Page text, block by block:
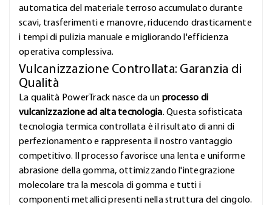
automatica del materiale terroso accumulato durante
scavi, trasferimenti e manovre, riducendo drasticamente
i tempi di pulizia manuale e migliorando l'efficienza
operativa complessiva.
Vulcanizzazione Controllata: Garanzia di
Qualità
La qualità PowerTrack nasce da un processo di
vulcanizzazione ad alta tecnologia. Questa sofisticata
tecnologia termica controllata è il risultato di anni di
perfezionamento e rappresenta il nostro vantaggio
competitivo. Il processo favorisce una lenta e uniforme
abrasione della gomma, ottimizzando l'integrazione
molecolare tra la mescola di gomma e tutti i
componenti metallici presenti nella struttura del cingolo.